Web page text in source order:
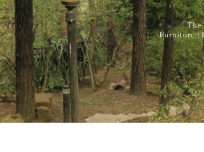
木雜貨
生活器具
古物道具
居家修繕道具材料